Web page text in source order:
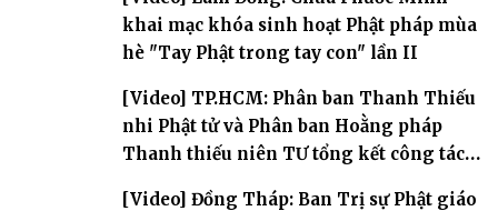
khai mạc khóa sinh hoạt Phật pháp mùa
hè "Tay Phật trong tay con" lần II
[Video] TP.HCM: Phân ban Thanh Thiếu
nhi Phật tử và Phân ban Hoằng pháp
Thanh thiếu niên TƯ tổng kết công tác
[Video] Đồng Tháp: Ban Trị sự Phật giáo